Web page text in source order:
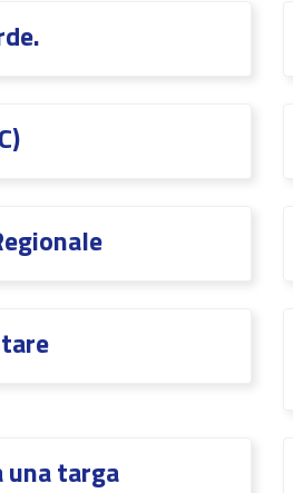
una targa